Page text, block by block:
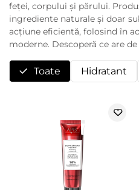
feței, corpului și părului.
ingrediente naturale și doar
acțiune eficientă, folosind în
moderne. Descoperă ce are
Toate Hidratant